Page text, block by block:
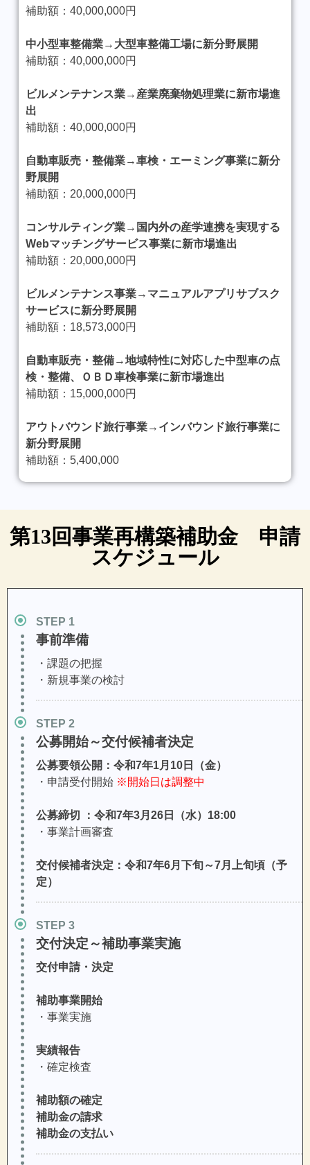
補助額：40,000,000円
中小型車整備業→大型車整備工場に新分野展開
補助額：40,000,000円
ビルメンテナンス業→産業廃棄物処理業に新市場進
出
補助額：40,000,000円
自動車販売・整備業→車検・エーミング事業に新分
野展開
補助額：20,000,000円
コンサルティング業→国内外の産学連携を実現する
Webマッチングサービス事業に新市場進出
補助額：20,000,000円
ビルメンテナンス事業→マニュアルアプリサブスク
サービスに新分野展開
補助額：18,573,000円
自動車販売・整備→地域特性に対応した中型車の点
検・整備、ＯＢＤ車検事業に新市場進出
補助額：15,000,000円
アウトバウンド旅行事業→ インバウンド旅行事業に
新分野展開
補助額：5,400,000
第13回事業再構築補助金 申請
スケジュール
STEP
事前準備
・課題の把握
・新規事業の検討
STEP
公募開始～交付候補者決定
公募要領公開：令和7年1月10日（金）
・申請受付開始※開始日は調整中
公募締切 ：令和7年3月26日（水）18:00
・事業計画審査
交付候補者決定：令和7年6月下旬～7月上旬頃（予
定）
STEP
交付決定～補助事業実施
交付申請・決定
補助事業開始
・事業実施
実績報告
・確定検査
補助額の確定
補助金の請求
補助金の支払い